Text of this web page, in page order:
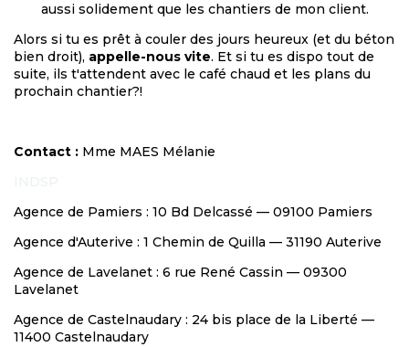
aussi solidement que les chantiers de mon client.
Alors si tu es prêt à couler des jours heureux (et du béton
bien droit), appelle-nous vite. Et si tu es dispo tout de
suite, ils t'attendent avec le café chaud et les plans du
prochain chantier?!
Contact : Mme MAES Mélanie
Agence de Pamiers : 10 Bd Delcassé — 09100 Pamiers
Agence d'Auterive : 1 Chemin de Quilla — 31190 Auterive
Agence de Lavelanet : 6 rue René Cassin — 09300
Lavelanet
Agence de Castelnaudary : 24 bis place de la Liberté —
11400 Castelnaudary